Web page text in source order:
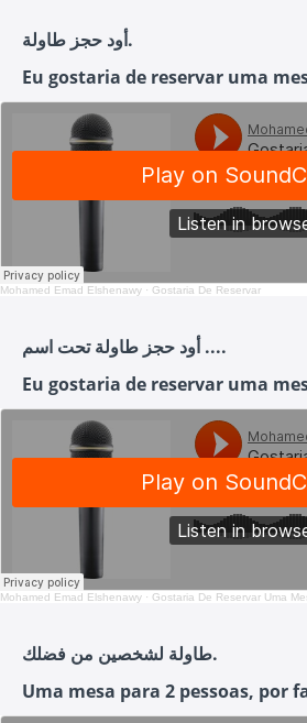
أود حجز طاولة.
Eu gostaria de reservar uma
Mohamed Emad Elshenawy · Gostaria De Reservar
أود حجز طاولة تحت اسم ....
Eu gostaria de reservar uma
Mohamed Emad Elshenawy · Gostaria De Reservar Uma
طاولة لشخصين من فضلك.
Uma mesa para 2 pessoas, por